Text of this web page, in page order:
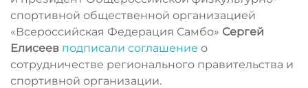
спортивной общественной организацией
«Всероссийская Федерация Самбо» Сергей
Елисеев подписали соглашение о
сотрудничестве регионального правительства и
спортивной организации.